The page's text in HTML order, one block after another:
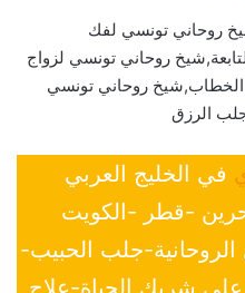
روحاني تونسي لفك
روحاني تونسي لزواج
روحاني تونسي
الرزق
في الخليج العربي
-قطر -الكويت
جلب الحبيب-